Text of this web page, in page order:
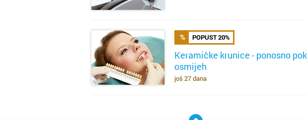
Gornja
SAZNAJ VIŠE
POPUST 20%
Keramičke krunice - ponosno
osmijeh
još 27 dana